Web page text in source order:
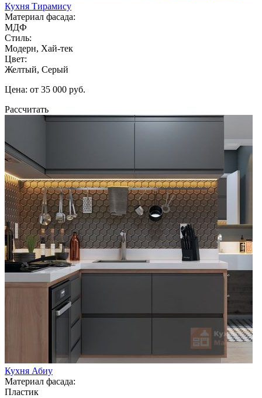
Кухня Тирамису
Материал фасада:
МДФ
Стиль:
Модерн, Хай-тек
Цвет:
Желтый, Серый
Цена: от 35 000 руб.
Рассчитать
Кухня Абиу
Материал фасада:
Пластик